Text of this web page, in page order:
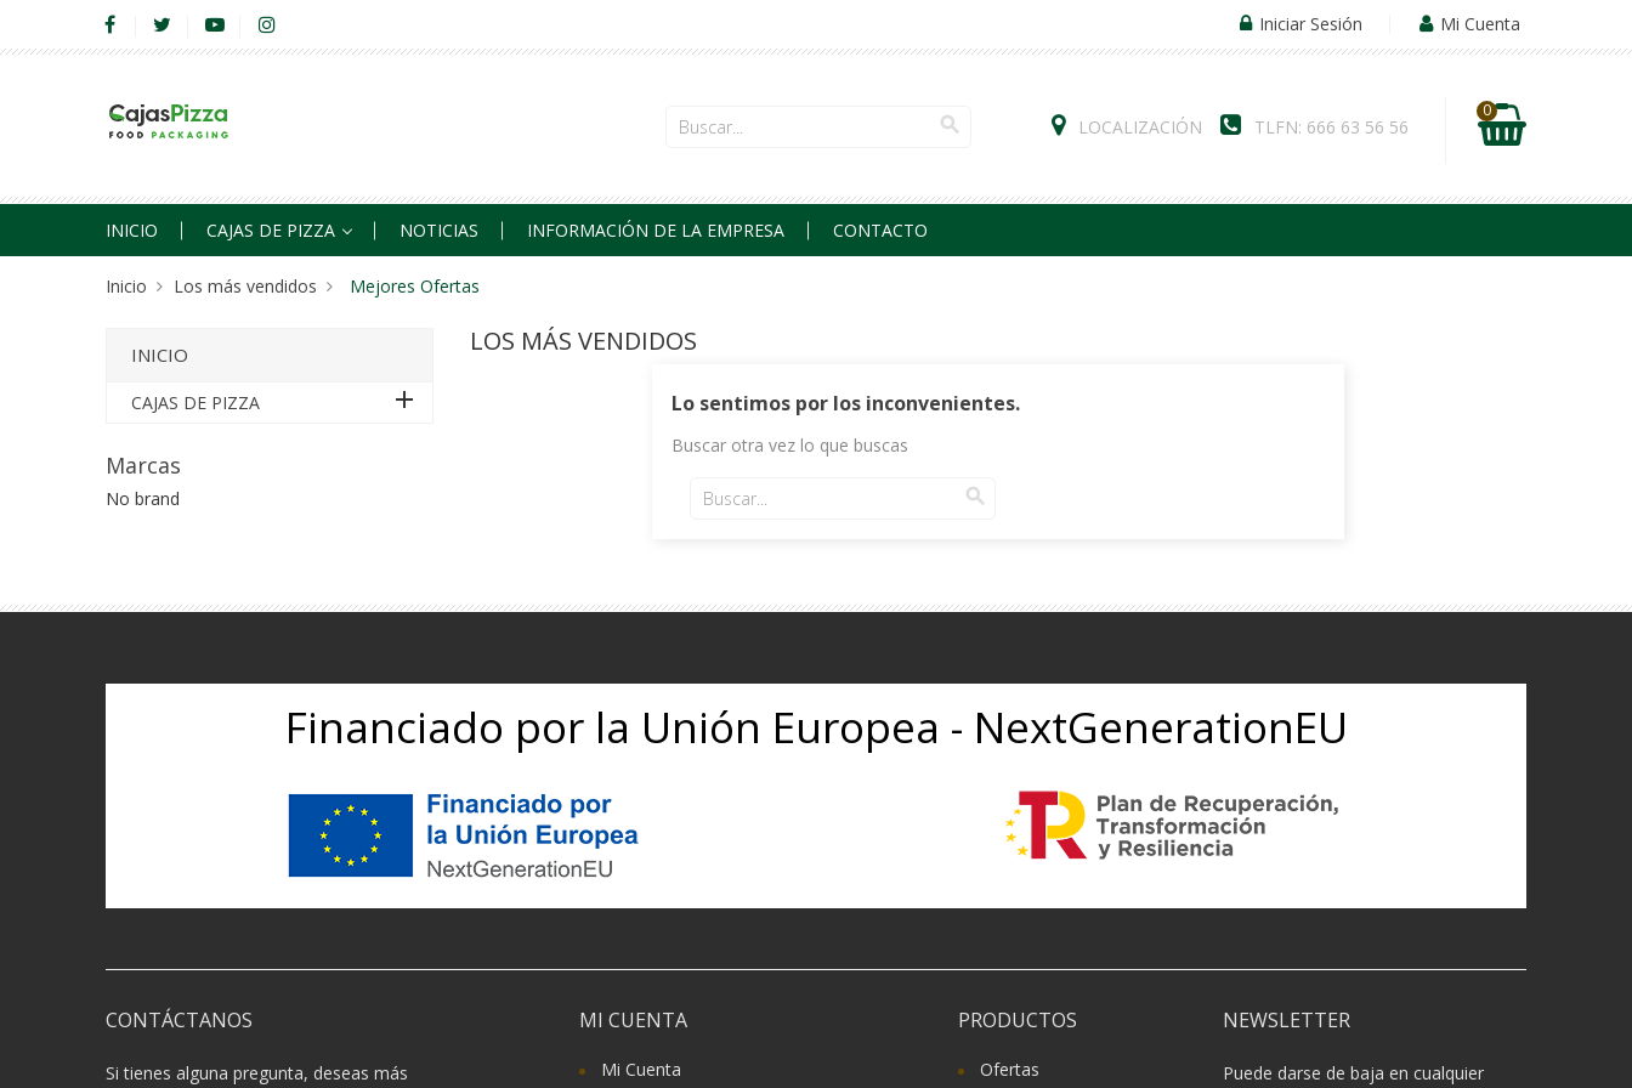
Iniciar Sesión Mi Cuenta
search LOCALIZACIÓN TLFN: 666 63 56 56
0
INICIO CAJAS DE PIZZA NOTICIAS INFORMACIÓN DE LA EMPRESA CONTACTO
Inicio Los más vendidos Mejores Ofertas
INICIO
CAJAS DE PIZZA add
Marcas
No brand
LOS MÁS VENDIDOS
Lo sentimos por los inconvenientes.
Buscar otra vez lo que buscas
search
Financiado por la Unión Europea - NextGenerationEU
CONTÁCTANOS
Si tienes alguna pregunta, deseas más
MI CUENTA
Mi Cuenta
PRODUCTOS
Ofertas
NEWSLETTER
Puede darse de baja en cualquier